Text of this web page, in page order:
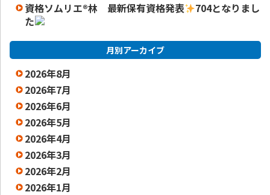
資格ソムリエ®️林 最新保有資格発表
704となりまし
た
月別アーカイブ
2026年8月
2026年7月
2026年6月
2026年5月
2026年4月
2026年3月
2026年2月
2026年1月